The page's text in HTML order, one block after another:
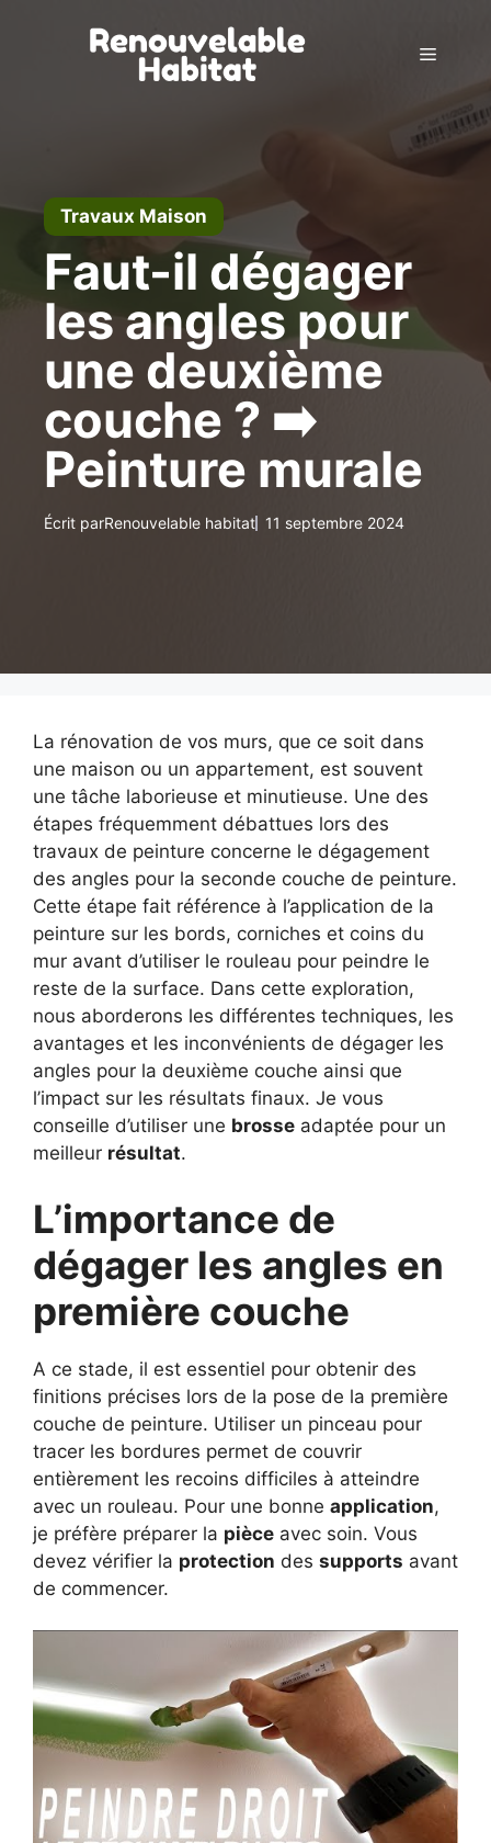
Menu
Travaux Maison
Faut-il dégager
les angles pour
une deuxième
couche ? ➡️
Peinture murale
Écrit parRenouvelable habitat 11 septembre 2024
La rénovation de vos murs, que ce soit dans
une maison ou un appartement, est souvent
une tâche laborieuse et minutieuse. Une des
étapes fréquemment débattues lors des
travaux de peinture concerne le dégagement
des angles pour la seconde couche de peinture.
Cette étape fait référence à l’application de la
peinture sur les bords, corniches et coins du
mur avant d’utiliser le rouleau pour peindre le
reste de la surface. Dans cette exploration,
nous aborderons les différentes techniques, les
avantages et les inconvénients de dégager les
angles pour la deuxième couche ainsi que
l’impact sur les résultats finaux. Je vous
conseille d’utiliser une brosse adaptée pour un
meilleur résultat.
L’importance de
dégager les angles en
première couche
A ce stade, il est essentiel pour obtenir des
finitions précises lors de la pose de la première
couche de peinture. Utiliser un pinceau pour
tracer les bordures permet de couvrir
entièrement les recoins difficiles à atteindre
avec un rouleau. Pour une bonne application,
je préfère préparer la pièce avec soin. Vous
devez vérifier la protection des supports avant
de commencer.